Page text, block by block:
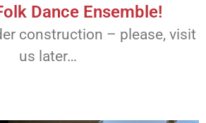
Dance Ensemble!
construction – please, visit
us later…